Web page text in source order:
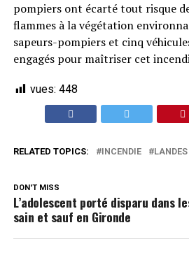
pompiers ont écarté tout risque
flammes à la végétation
sapeurs-pompiers et cinq
engagés pour maîtriser cet
vues: 448
RELATED TOPICS: INCENDIE LANDES
DON'T MISS
L’adolescent porté disparu dans
sain et sauf en Gironde